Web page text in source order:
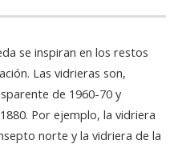
se inspiran en los restos
Las vidrieras son,
de 1960-70 y
Por ejemplo, la vidriera
norte y la vidriera de la